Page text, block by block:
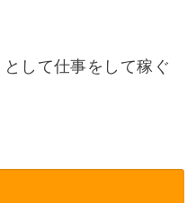
して仕事をして稼ぐ